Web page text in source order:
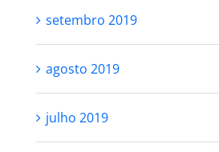
setembro 2019
agosto 2019
julho 2019